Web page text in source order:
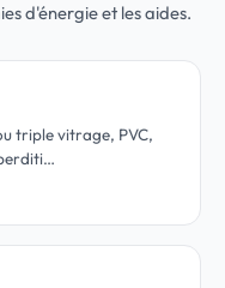
d'énergie et les aides.
triple vitrage, PVC,